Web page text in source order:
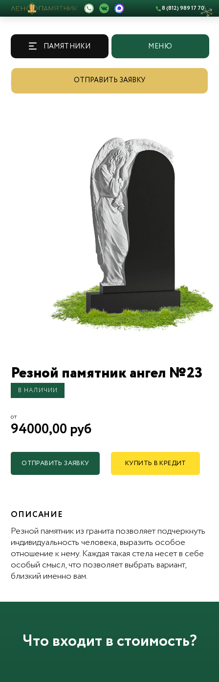
8 (812) 989 17 70
ПАМЯТНИКИ МЕНЮ
ОТПРАВИТЬ ЗАЯВКУ
Памятники Каталог/
Резной памятник ангел №23
В НАЛИЧИИ
от
94000,00 руб
ОТПРАВИТЬ ЗАЯВКУ КУПИТЬ В КРЕДИТ
ОПИСАНИЕ
Резной памятник из гранита позволяет подчеркнуть
индивидуальность человека, выразить особое
отношение к нему. Каждая такая стела несет в себе
особый смысл, что позволяет выбрать вариант,
близкий именно вам.
Что входит в стоимость?